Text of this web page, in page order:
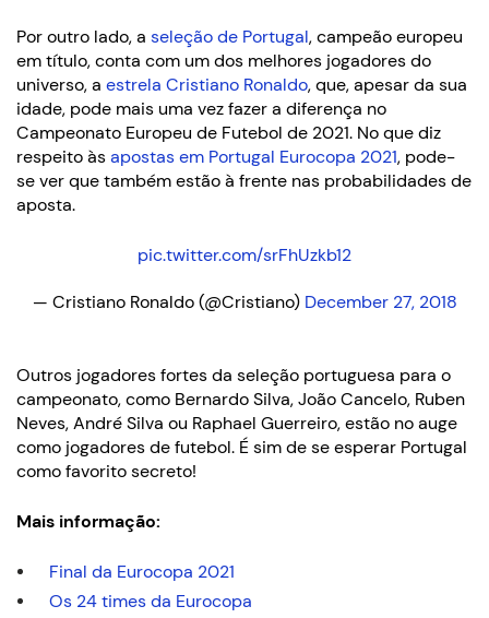
Por outro lado, a seleção de Portugal, campeão europeu
em título, conta com um dos melhores jogadores do
universo, a estrela Cristiano Ronaldo, que, apesar da sua
idade, pode mais uma vez fazer a diferença no
Campeonato Europeu de Futebol de 2021. No que diz
respeito àsapostas em Portugal Eurocopa 2021, pode-
se ver que também estão à frente nas probabilidades de
aposta.
pic.twitter.com/srFhUzkb12
— Cristiano Ronaldo (@Cristiano) December 27, 2018
Outros jogadores fortes da seleção portuguesa para o
campeonato, como Bernardo Silva, João Cancelo, Ruben
Neves, André Silva ou Raphael Guerreiro, estão no auge
como jogadores de futebol. É sim de se esperar Portugal
como favorito secreto!
Mais informação:
Final da Eurocopa 2021
Os 24 times da Eurocopa